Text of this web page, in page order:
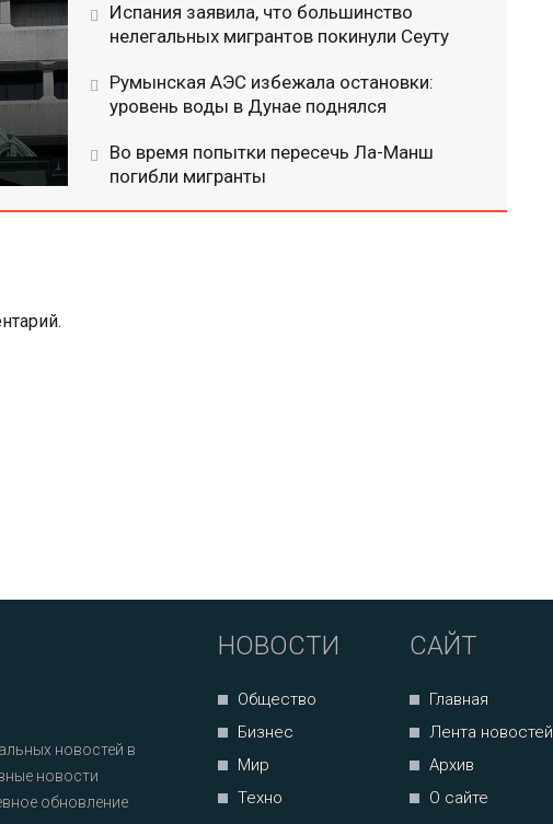
Испания заявила, что большинство
нелегальных мигрантов покинули Сеуту
Румынская АЭС избежала остановки:
уровень воды в Дунае поднялся
Во время попытки пересечь Ла-Манш
погибли мигранты
новостей в
новости
обновление
НОВОСТИ
Общество
Бизнес
Мир
Техно
САЙТ
Главная
Лента новостей
Архив
О сайте